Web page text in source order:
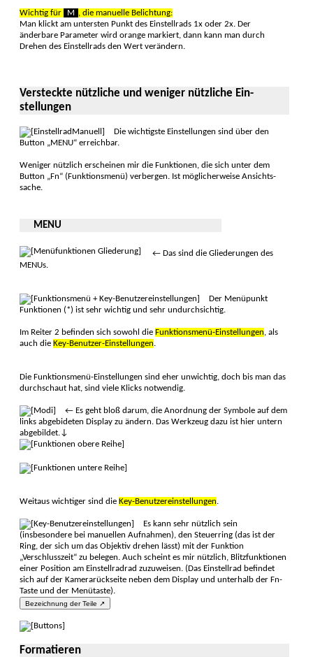
Wichtig für M
, die manuelle Belichtung:
Man klickt am untersten Punkt des Einstell­rads 1x oder 2x. Der
änderbare Para­meter wird orange markiert, dann kann man durch
Drehen des Einstell­rads den Wert ver­ändern.
Versteckte nützliche und weniger nützliche Ein­
stellungen
Die wichtigste Einstellun­gen sind über den
Button „MENU“ erreich­bar.
Weniger nützlich erscheinen mir die Funk­tionen, die sich unter dem
Button „Fn“ (Funktionsmenü) verbergen. Ist möglicher­weise An­sichts­
sache.
MENU
← Das sind die Gliederun­gen des
MENUs.
Der Menüpunkt
Funk­tionen (*) ist sehr wich­tig und sehr un­durch­sichtig.
Im Reiter 2 befinden sich sowohl die Funktions­menü-Ein­stellungen, als
auch die Key-Benutzer-Ein­stellun­gen.
Die Funktions­menü-Einstellun­gen sind eher un­wichtig, doch bis man das
durch­schaut hat, sind viele Klicks not­wendig.
← Es geht bloß darum, die An­ordnung der Symbole auf dem
links abge­bideten Display zu ändern. Das Werk­zeug dazu ist hier untern
abge­bildet.↓
Weitaus wichtiger sind die Key-Benutzer­einstellun­gen.
Es kann sehr nütz­lich sein
(insbesondere bei manuellen Auf­nahmen), den Steuer­ring (das ist der
Ring, der sich um das Objektiv drehen lässt) mit der Funktion
„Verschluss­zeit“ zu belegen. Auch scheint es mir nützlich, Blitz­funktionen
einer Position am Ein­stellrad­rad zuzuweisen. (Das Einstell­rad befindet
sich auf der Kamera­rück­seite neben dem Dis­play und unterhalb der Fn-
Taste und der Menü­taste).
Bezeichnung der Teile ↗
Formatieren